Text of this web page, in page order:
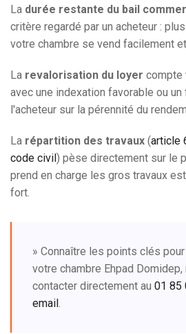
La durée restante du bail
critère regardé par un acheteur :
votre chambre se vend facilement
La revalorisation du loyer compte
avec une indexation favorable ou
l'acheteur sur la pérennité du
La répartition des travaux (article
code civil) pèse directement sur le
prend en charge les gros travaux
fort.
» Connaître les points clés
votre chambre Ehpad
contacter directement au 01 85
email.